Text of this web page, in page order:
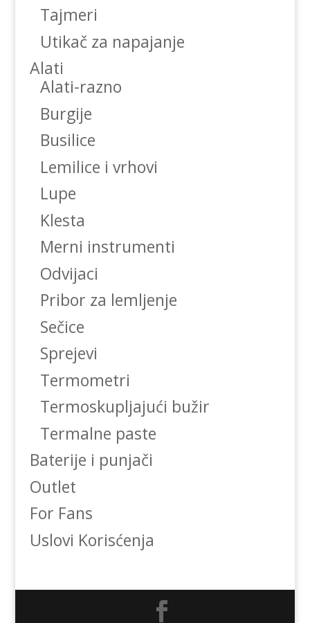
Tajmeri
Utikač za napajanje
Alati
Alati-razno
Burgije
Busilice
Lemilice i vrhovi
Lupe
Klesta
Merni instrumenti
Odvijaci
Pribor za lemljenje
Sečice
Sprejevi
Termometri
Termoskupljajući bužir
Termalne paste
Baterije i punjači
Outlet
For Fans
Uslovi Korisćenja